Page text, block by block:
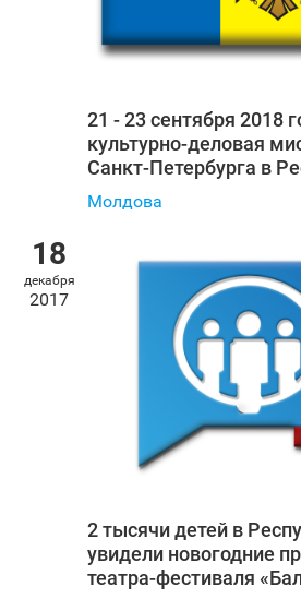
21 - 23 сентября 2018
культурно-деловая
Санкт‑Петербурга в
Молдова
18
декабря
2017
2 тысячи детей в
увидели новогодние
театра-фестиваля